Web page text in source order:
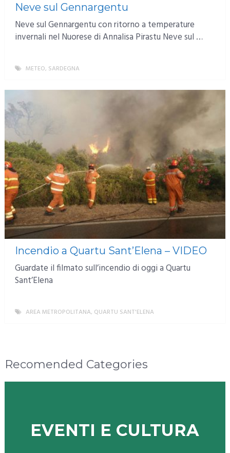
Neve sul Gennargentu
Neve sul Gennargentu con ritorno a temperature
invernali nel Nuorese di Annalisa Pirastu Neve sul …
METEO, SARDEGNA
Incendio a Quartu Sant’Elena – VIDEO
Guardate il filmato sull’incendio di oggi a Quartu
Sant’Elena
AREA METROPOLITANA, QUARTU SANT'ELENA
Recomended Categories
EVENTI E CULTURA